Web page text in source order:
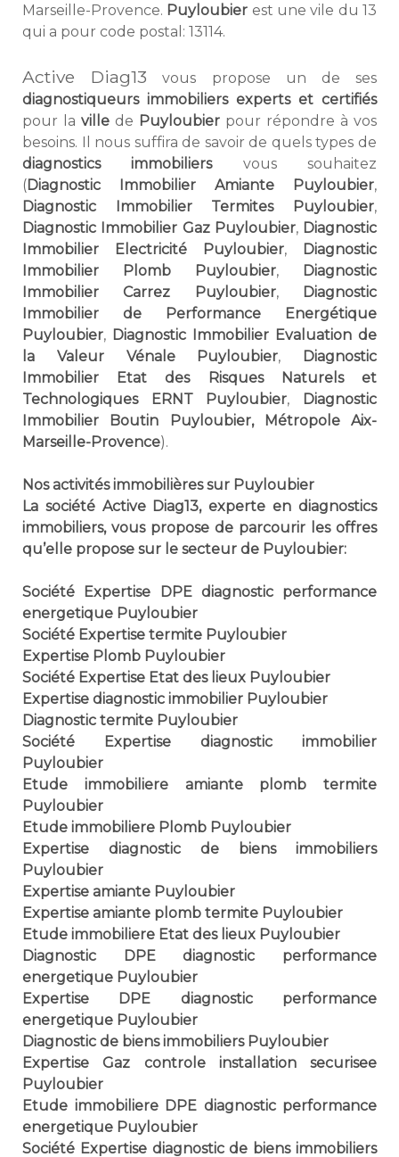
Marseille-Provence. Puyloubier est une vile du 13
qui a pour code postal: 13114.
Active Diag13 vous propose un de ses
diagnostiqueurs immobiliers experts et certifiés
pour la ville de Puyloubier pour répondre à vos
besoins. Il nous suffira de savoir de quels types de
diagnostics immobiliersvous souhaitez
(Diagnostic Immobilier Amiante Puyloubier,
Diagnostic Immobilier Termites Puyloubier,
Diagnostic Immobilier Gaz Puyloubier, Diagnostic
Immobilier Electricité Puyloubier,
Diagnostic
Immobilier Plomb Puyloubier,
Diagnostic
Immobilier Carrez Puyloubier,
Diagnostic
Immobilier de Performance Energétique
Puyloubier, Diagnostic Immobilier Evaluation de
la Valeur Vénale Puyloubier,
Diagnostic
Immobilier Etat des Risques Naturels et
Technologiques ERNT Puyloubier,
Diagnostic
Immobilier Boutin Puyloubier, Métropole Aix-
Marseille-Provence).
Nos activités immobilières sur Puyloubier
La société Active Diag13, experte en diagnostics
immobiliers, vous propose de parcourir les offres
qu’elle propose sur le secteur de Puyloubier:
Société Expertise DPE diagnostic performance
energetique Puyloubier
Société Expertise termite Puyloubier
Expertise Plomb Puyloubier
Société Expertise Etat des lieux Puyloubier
Expertise diagnostic immobilier Puyloubier
Diagnostic termite Puyloubier
Société Expertise diagnostic immobilier
Puyloubier
Etude immobiliere amiante plomb termite
Puyloubier
Etude immobiliere Plomb Puyloubier
Expertise diagnostic de biens immobiliers
Puyloubier
Expertise amiante Puyloubier
Expertise amiante plomb termite Puyloubier
Etude immobiliere Etat des lieux Puyloubier
Diagnostic DPE diagnostic performance
energetique Puyloubier
Expertise DPE diagnostic performance
energetique Puyloubier
Diagnostic de biens immobiliers Puyloubier
Expertise Gaz controle installation securisee
Puyloubier
Etude immobiliere DPE diagnostic performance
energetique Puyloubier
Société Expertise diagnostic de biens immobiliers